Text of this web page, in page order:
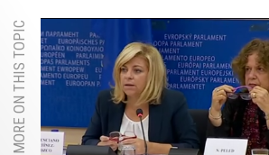
MORE ON THIS TOPIC